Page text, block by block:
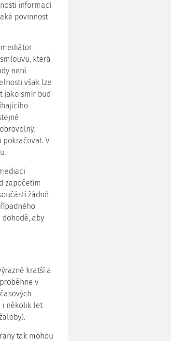
informací
povinnost
která
není
však lze
jako smír buď
V
započetím
žádné
aby
kratší a
v
i několik let
tak mohou